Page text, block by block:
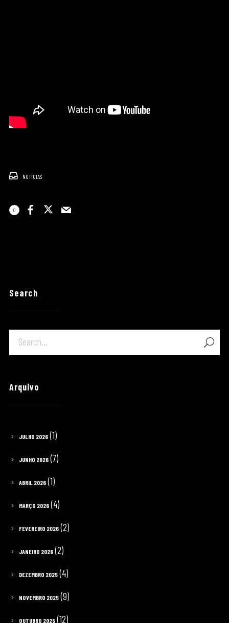
NOTÍCIAS
0
Search
Arquivo
JULHO 2026(1)
JUNHO 2026(7)
ABRIL 2026(1)
MARÇO 2026(4)
FEVEREIRO 2026(2)
JANEIRO 2026(2)
DEZEMBRO 2025(4)
NOVEMBRO 2025(9)
OUTUBRO 2025(12)